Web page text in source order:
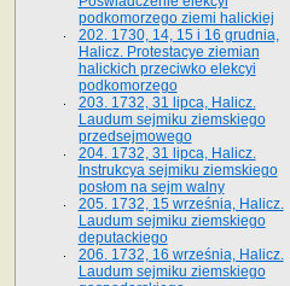
podkomorzego ziemi halickiej
202. 1730, 14, 15 i 16 grudnia,
Halicz. Protestacye ziemian
halickich przeciwko elekcyi
podkomorzego
203. 1732, 31 lipca, Halicz.
Laudum sejmiku ziemskiego
przedsejmowego
204. 1732, 31 lipca, Halicz.
Instrukcya sejmiku ziemskiego
posłom na sejm walny
205. 1732, 15 września, Halicz.
Laudum sejmiku ziemskiego
deputackiego
206. 1732, 16 września, Halicz.
Laudum sejmiku ziemskiego